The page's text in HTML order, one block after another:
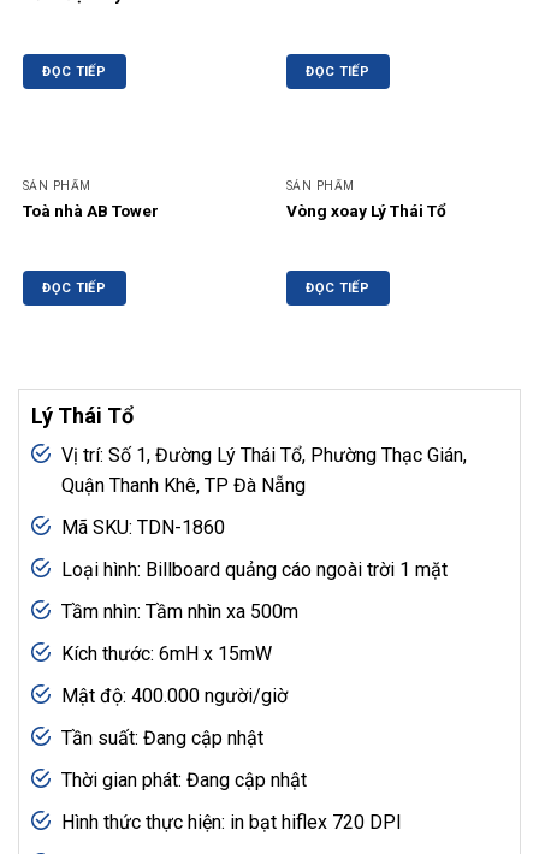
ĐỌC TIẾP ĐỌC TIẾP
SẢN PHẨM
Toà nhà AB Tower
ĐỌC TIẾP
SẢN PHẨM
Vòng xoay Lý Thái Tổ
ĐỌC TIẾP
Lý Thái Tổ
Vị trí: Số 1, Đường Lý Thái Tổ, Phường Thạc Gián,
Quận Thanh Khê, TP Đà Nẵng
Mã SKU: TDN-1860
Loại hình: Billboard quảng cáo ngoài trời 1 mặt
Tầm nhìn: Tầm nhìn xa 500m
Kích thước: 6mH x 15mW
Mật độ: 400.000 người/giờ
Tần suất: Đang cập nhật
Thời gian phát: Đang cập nhật
Hình thức thực hiện: in bạt hiflex 720 DPI